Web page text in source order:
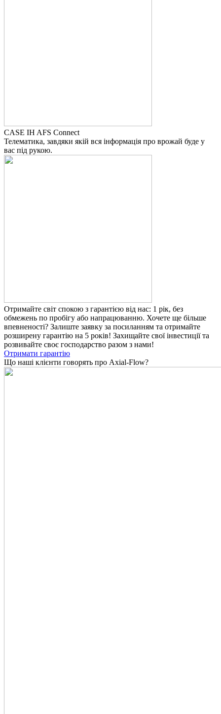
CASE IH AFS Connect
Телематика, завдяки якій вся інформація про врожай буде у
вас під рукою.
Отримайте світ спокою з гарантією від нас: 1 рік, без
обмежень по пробігу або напрацюванню. Хочете ще більше
впевненості? Залиште заявку за посиланням та отримайте
розширену гарантію на 5 років! Захищайте свої інвестиції та
розвивайте своє господарство разом з нами!
Отримати гарантію
Що наші клієнти говорять про Axial-Flow?